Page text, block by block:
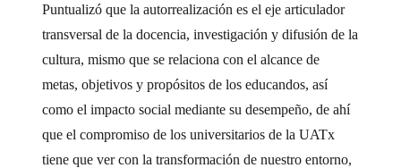
Puntualizó que la autorrealización es el eje articulador
transversal de la docencia, investigación y difusión de la
cultura, mismo que se relaciona con el alcance de
metas, objetivos y propósitos de los educandos, así
como el impacto social mediante su desempeño, de ahí
que el compromiso de los universitarios de la UATx
tiene que ver con la transformación de nuestro entorno,